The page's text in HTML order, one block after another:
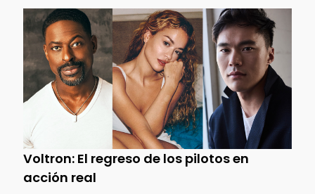
Voltron: El regreso de los pilotos en
acción real